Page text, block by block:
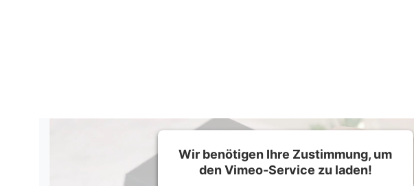
Wir benötigen Ihre Zustimmung, um
den Vimeo-Service zu laden!